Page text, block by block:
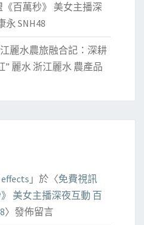
《百萬秒》 美女主播深
永 SNH48
麗水農旅融合記：深耕
” 麗水 浙江麗水 農產品
」於〈免費視訊
美女主播深夜互動 百
〉發佈留言